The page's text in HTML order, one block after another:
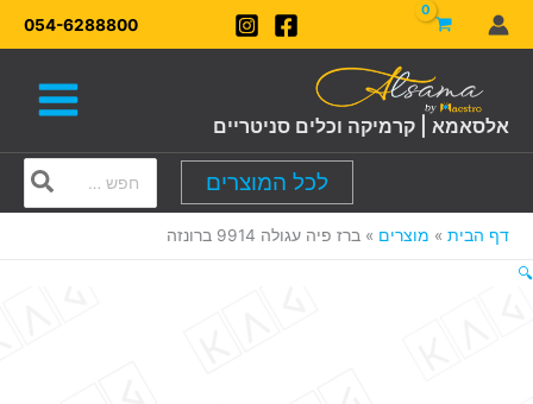
דילוג
לתוכן
054-6288800
אלסאמא | קרמיקה וכלים סניטריים
לכל המוצרים
for:
דף הבית מוצרים
ברז פיה עגולה 9914 ברונזה
🔍